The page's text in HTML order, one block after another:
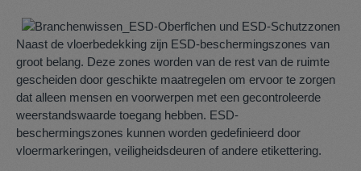
Naast de vloerbedekking zijn ESD-beschermingszones van
groot belang. Deze zones worden van de rest van de ruimte
gescheiden door geschikte maatregelen om ervoor te zorgen
dat alleen mensen en voorwerpen met een gecontroleerde
weerstandswaarde toegang hebben. ESD-
beschermingszones kunnen worden gedefinieerd door
vloermarkeringen, veiligheidsdeuren of andere etikettering.